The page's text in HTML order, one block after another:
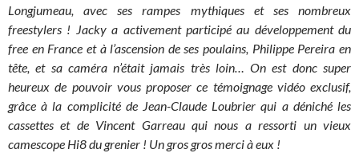
Longjumeau, avec ses rampes mythiques et ses nombreux
freestylers ! Jacky a activement participé au développement du
free en France et à l’ascension de ses poulains, Philippe Pereira en
tête, et sa caméra n’était jamais très loin… On est donc super
heureux de pouvoir vous proposer ce témoignage vidéo exclusif,
grâce à la complicité de Jean-Claude Loubrier qui a déniché les
cassettes et de Vincent Garreau qui nous a ressorti un vieux
camescope Hi8 du grenier ! Un gros gros merci à eux !